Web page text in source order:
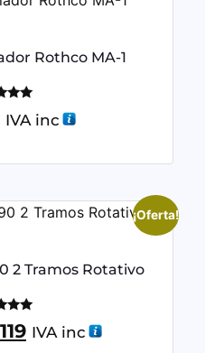
Rothco MA-1
IVA inc
¡Oferta!
2 Tramos Rotativo
119 IVA inc